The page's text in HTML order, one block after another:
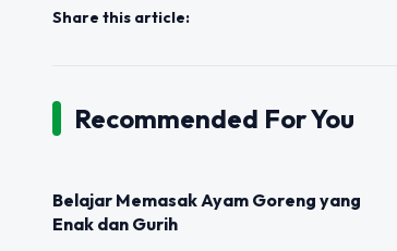
Share this article:
Recommended For You
Belajar Memasak Ayam Goreng yang
Enak dan Gurih